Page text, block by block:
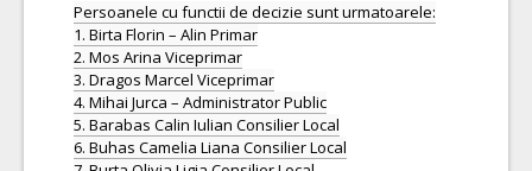
Persoanele cu functii de decizie sunt urmatoarele:
1. Birta Florin – Alin Primar
2. Mos Arina Viceprimar
3. Dragos Marcel Viceprimar
4. Mihai Jurca – Administrator Public
5. Barabas Calin Iulian Consilier Local
6. Buhas Camelia Liana Consilier Local